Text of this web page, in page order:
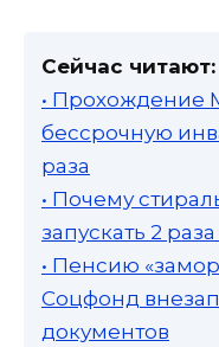
Сейчас читают:
• Прохождение
бессрочную
раза
• Почему
запускать 2
• Пенсию
Соцфонд
документов